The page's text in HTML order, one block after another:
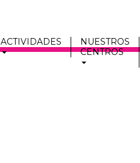
ACTIVIDADES
NUESTROS
CENTROS